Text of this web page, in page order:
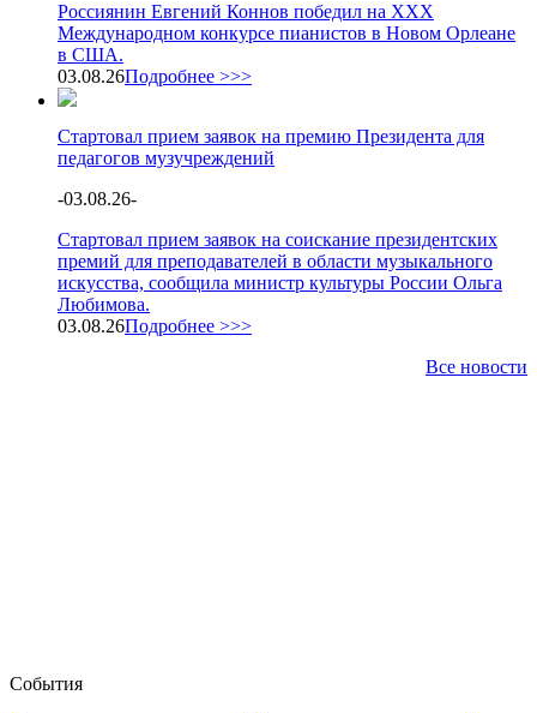
Россиянин Евгений Коннов победил на XXX
Международном конкурсе пианистов в Новом Орлеане
в США.
03.08.26Подробнее >>>
Стартовал прием заявок на премию Президента для
педагогов музучреждений
-03.08.26-
Стартовал прием заявок на соискание президентских
премий для преподавателей в области музыкального
искусства, сообщила министр культуры России Ольга
Любимова.
03.08.26Подробнее >>>
Все новости
События